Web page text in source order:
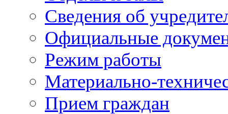
Сведения об
Официальные
Режим работы
Материально-
Прием граждан